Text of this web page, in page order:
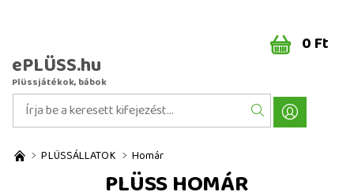
ePLÜSS.hu
Plüssjátékok, bábok
0 Ft
PLÜSSÁLLATOK Homár
PLÜSS HOMÁR